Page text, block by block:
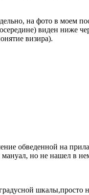
на фото в моем
виден ниже
визира).
обведенной на
но не нашел в
шкалы,просто